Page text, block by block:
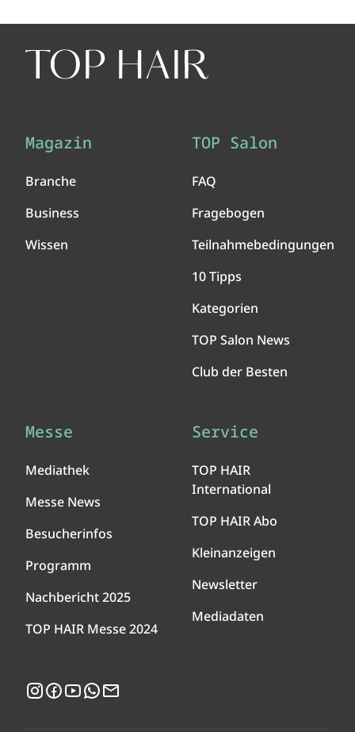
Magazin
Branche
Business
Wissen
TOP Salon
FAQ
Fragebogen
Teilnahmebedingungen
10 Tipps
Kategorien
TOP Salon News
Club der Besten
Messe
Mediathek
Messe News
Besucherinfos
Programm
Nachbericht 2025
TOP HAIR Messe 2024
Service
TOP HAIR
International
TOP HAIR Abo
Kleinanzeigen
Newsletter
Mediadaten
Instagram
Facebook
YouTubeWhatsApp